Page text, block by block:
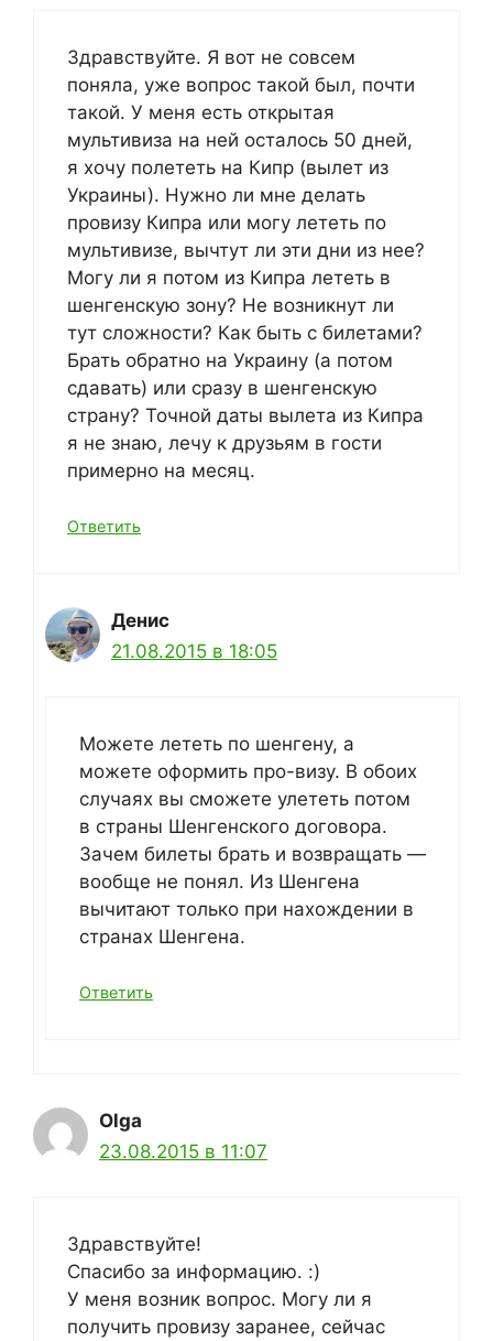
Здравствуйте. Я вот не совсем
поняла, уже вопрос такой был, почти
такой. У меня есть открытая
мультивиза на ней осталось 50 дней,
я хочу полететь на Кипр (вылет из
Украины). Нужно ли мне делать
провизу Кипра или могу лететь по
мультивизе, вычтут ли эти дни из нее?
Могу ли я потом из Кипра лететь в
шенгенскую зону? Не возникнут ли
тут сложности? Как быть с билетами?
Брать обратно на Украину (а потом
сдавать) или сразу в шенгенскую
страну? Точной даты вылета из Кипра
я не знаю, лечу к друзьям в гости
примерно на месяц.
Ответить
Денис
21.08.2015 в 18:05
Можете лететь по шенгену, а
можете оформить про-визу. В обоих
случаях вы сможете улететь потом
в страны Шенгенского договора.
Зачем билеты брать и возвращать —
вообще не понял. Из Шенгена
вычитают только при нахождении в
странах Шенгена.
Ответить
Olga
23.08.2015 в 11:07
Здравствуйте!
Спасибо за информацию. :)
У меня возник вопрос. Могу ли я
получить провизу заранее, сейчас